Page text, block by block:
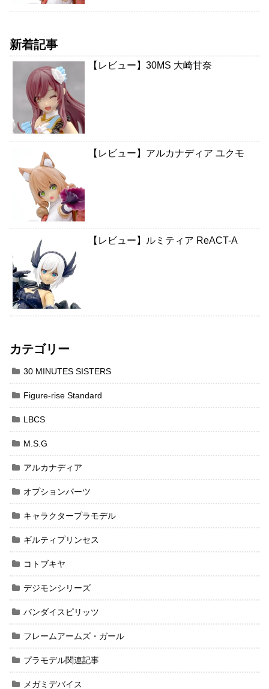
新着記事
【レビュー】30MS 大崎甘奈
【レビュー】アルカナディア ユクモ
【レビュー】ルミティア ReACT-A
カテゴリー
30 MINUTES SISTERS
Figure-rise Standard
LBCS
M.S.G
アルカナディア
オプションパーツ
キャラクタープラモデル
ギルティプリンセス
コトブキヤ
デジモンシリーズ
バンダイスピリッツ
フレームアームズ・ガール
プラモデル関連記事
メガミデバイス